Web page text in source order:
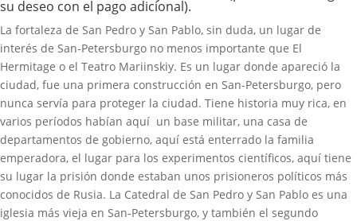
su deseo con el pago adicional).
La fortaleza de San Pedro y San Pablo, sin duda, un lugar de
interés de San-Petersburgo no menos importante que El
Hermitage o el Teatro Mariinskiy. Es un lugar donde apareció la
ciudad, fue una primera construcción en San-Petersburgo, pero
nunca servía para proteger la ciudad. Tiene historia muy rica, en
varios períodos habían aquí un base militar, una casa de
departamentos de gobierno, aquí está enterrado la familia
emperadora, el lugar para los experimentos científicos, aquí tiene
su lugar la prisión donde estaban unos prisioneros políticos más
conocidos de Rusia. La Catedral de San Pedro y San Pablo es una
iglesia más vieja en San-Petersburgo, y también el segundo